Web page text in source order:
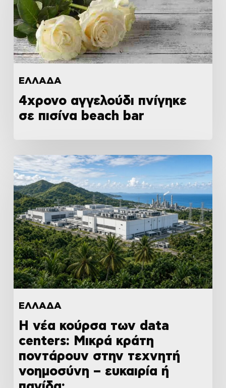
ΕΛΛΑΔΑ
4χρονο αγγελούδι πνίγηκε
σε πισίνα beach bar
ΕΛΛΑΔΑ
Η νέα κούρσα των data
centers: Μικρά κράτη
ποντάρουν στην τεχνητή
νοημοσύνη – ευκαιρία ή